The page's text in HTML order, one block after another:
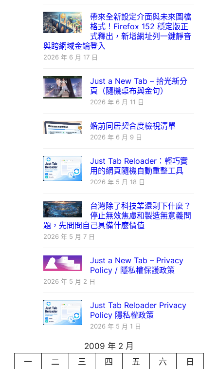
帶來全新設定介面與未來圖檔
格式！Firefox 152 穩定版正
式釋出，新增網址列一鍵靜音
與跨網域金鑰登入
2026 年 6 月 17 日
Just a New Tab – 拾光新分
頁（隨機桌布與金句）
2026 年 6 月 11 日
婚前同居契合度檢視清單
2026 年 6 月 9 日
Just Tab Reloader：輕巧實
用的網頁隨機自動重整工具
2026 年 5 月 18 日
台灣除了科技業還剩下什麼？
停止無效焦慮和製造無意義問
題，先問問自己具備什麼價值
2026 年 5 月 7 日
Just a New Tab – Privacy
Policy / 隱私權保護政策
2026 年 5 月 2 日
Just Tab Reloader Privacy
Policy 隱私權政策
2026 年 5 月 1 日
2009 年 2 月
一
二 三 四 五 六 日